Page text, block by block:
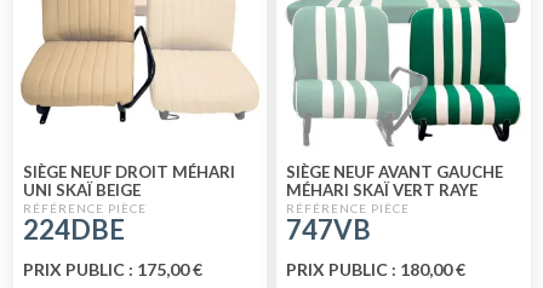
SIÈGE NEUF DROIT MÉHARI
UNI SKAÏ BEIGE
224DBE
PRIX PUBLIC : 175,00 €
SIÈGE NEUF AVANT GAUCHE
MÉHARI SKAÏ VERT RAYE
BLANC
747VB
PRIX PUBLIC : 180,00 €